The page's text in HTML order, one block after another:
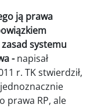
ją prawa
systemu
-napisał
r. TK stwierdził,
prawa RP, ale